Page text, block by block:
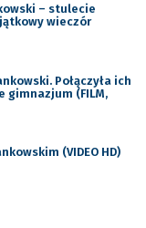
– stulecie
wieczór
Połączyła ich
(FILM,
(VIDEO HD)